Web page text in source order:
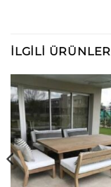
İLGILI ÜRÜNLER